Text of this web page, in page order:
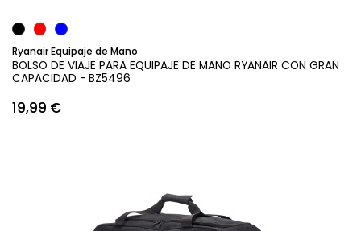
Ryanair Equipaje de Mano
BOLSO DE VIAJE PARA EQUIPAJE DE MANO RYANAIR CON GRAN
CAPACIDAD - BZ5496
19,99 €